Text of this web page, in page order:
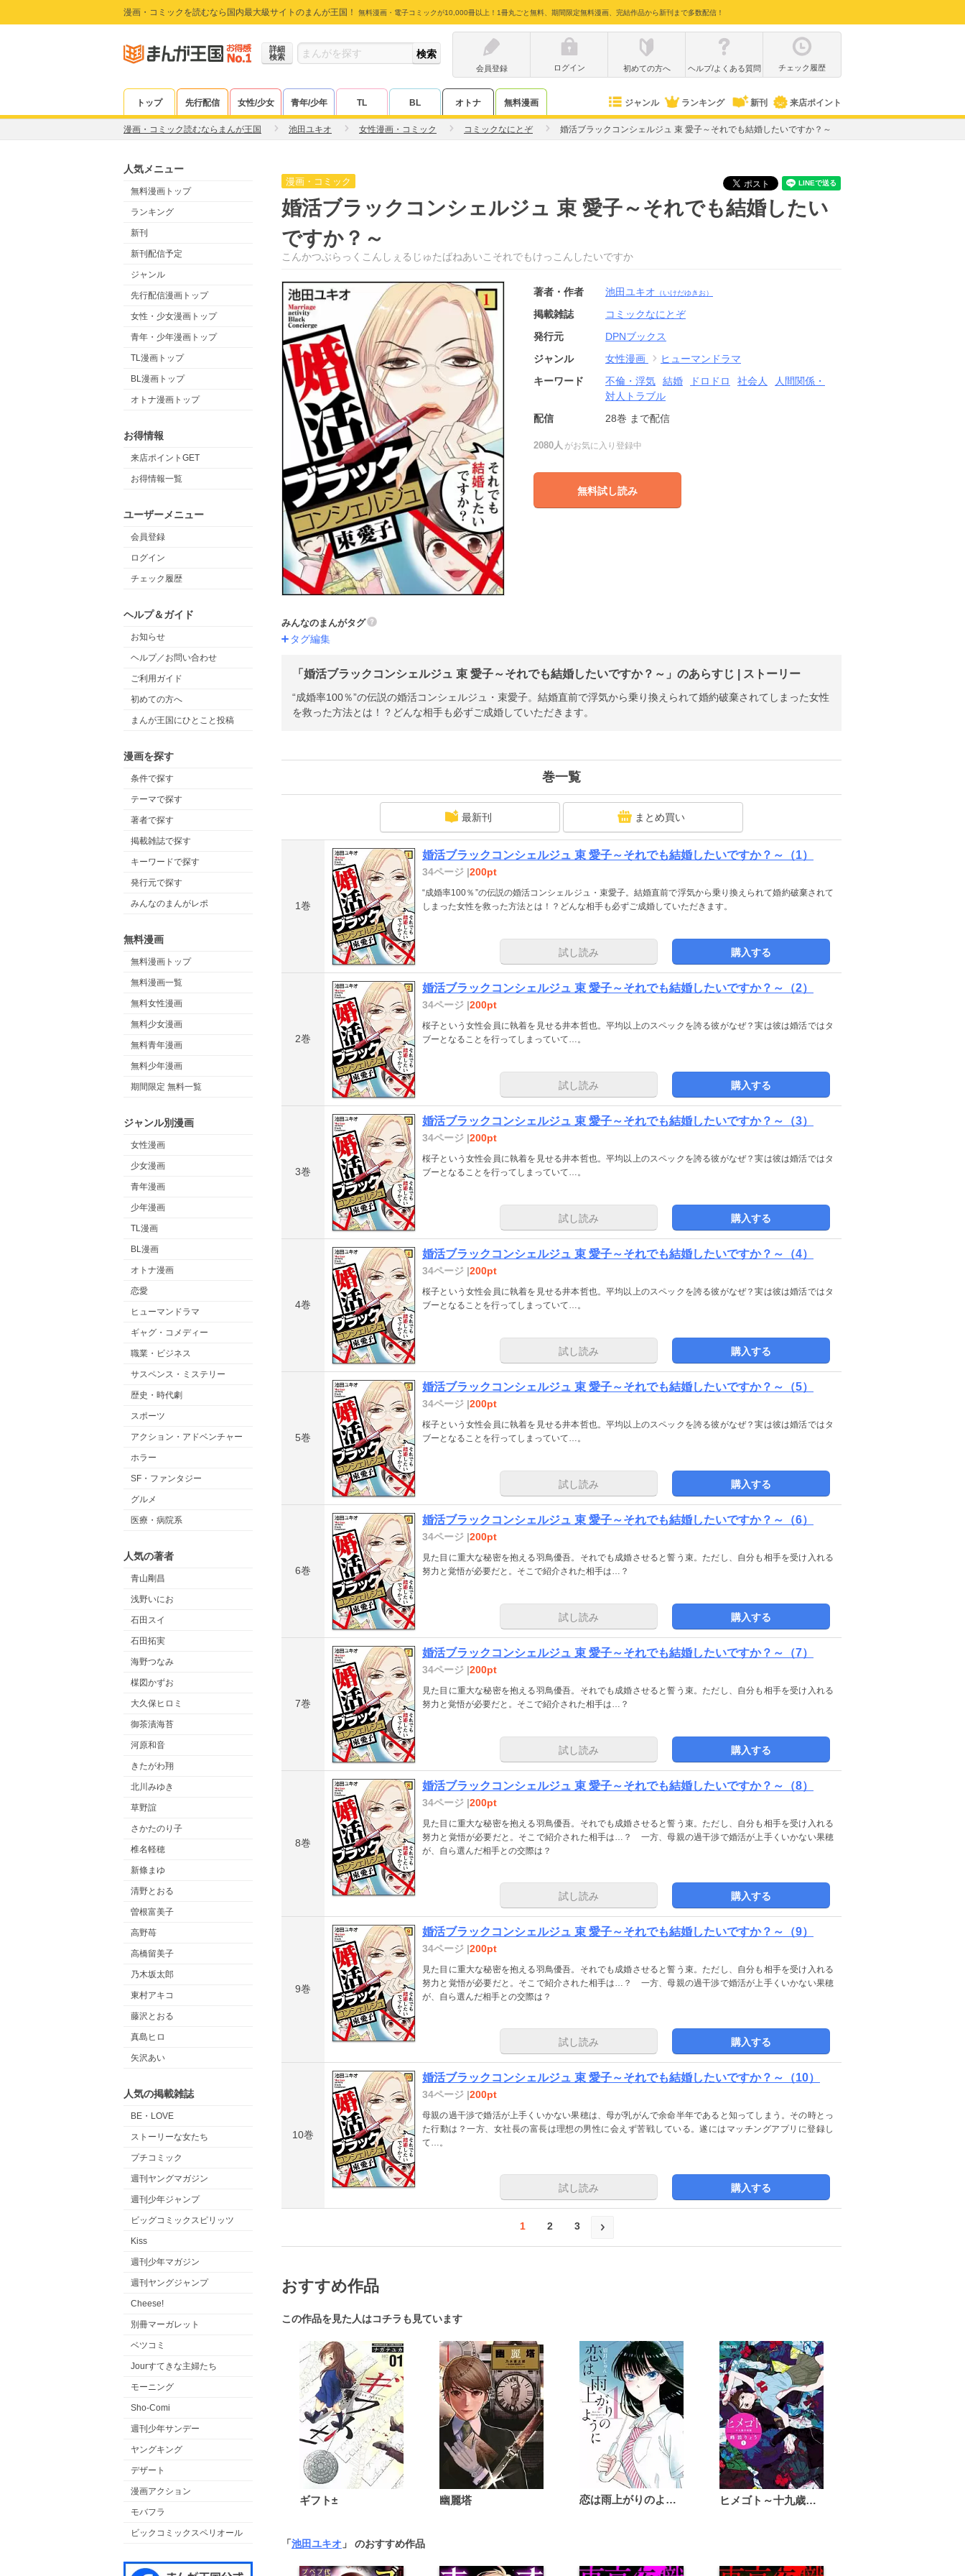
漫画・コミックを読むなら国内最大級サイトのまんが王国！ 無料漫画・電子コミックが10,000冊以上！1冊丸ごと無料、期間限定無料漫画、完結作品から新刊まで多数配信！
詳細
検索
会員登録
ログイン 初めての方へ ヘルプ/よくある質問 チェック履歴
トップ 先行配信 女性/少女 青年/少年 TL BL オトナ 無料漫画 ジャンル ランキング 新刊 来店ポイント
漫画・コミック読むならまんが王国 池田ユキオ 女性漫画・コミック コミックなにとぞ 婚活ブラックコンシェルジュ 束 愛子～それでも結婚したいですか？～
人気メニュー
無料漫画トップ
ランキング
新刊
新刊配信予定
ジャンル
先行配信漫画トップ
女性・少女漫画トップ
青年・少年漫画トップ
TL漫画トップ
BL漫画トップ
オトナ漫画トップ
お得情報
来店ポイントGET
お得情報一覧
ユーザーメニュー
会員登録
ログイン
チェック履歴
ヘルプ＆ガイド
お知らせ
ヘルプ／お問い合わせ
ご利用ガイド
初めての方へ
まんが王国にひとこと投稿
漫画を探す
条件で探す
テーマで探す
著者で探す
掲載雑誌で探す
キーワードで探す
発行元で探す
みんなのまんがレポ
無料漫画
無料漫画トップ
無料漫画一覧
無料女性漫画
無料少女漫画
無料青年漫画
無料少年漫画
期間限定 無料一覧
ジャンル別漫画
女性漫画
少女漫画
青年漫画
少年漫画
TL漫画
BL漫画
オトナ漫画
恋愛
ヒューマンドラマ
ギャグ・コメディー
職業・ビジネス
サスペンス・ミステリー
歴史・時代劇
スポーツ
アクション・アドベンチャー
ホラー
SF・ファンタジー
グルメ
医療・病院系
人気の著者
青山剛昌
浅野いにお
石田スイ
石田拓実
海野つなみ
楳図かずお
大久保ヒロミ
御茶漬海苔
河原和音
きたがわ翔
北川みゆき
草野誼
さかたのり子
椎名軽穂
新條まゆ
清野とおる
曽根富美子
高野苺
高橋留美子
乃木坂太郎
東村アキコ
藤沢とおる
真島ヒロ
矢沢あい
人気の掲載雑誌
BE・LOVE
ストーリーな女たち
プチコミック
週刊ヤングマガジン
週刊少年ジャンプ
ビッグコミックスピリッツ
Kiss
週刊少年マガジン
週刊ヤングジャンプ
Cheese!
別冊マーガレット
ベツコミ
Jourすてきな主婦たち
モーニング
Sho-Comi
週刊少年サンデー
ヤングキング
デザート
漫画アクション
モバフラ
ビックコミックスペリオール
漫画・コミック
婚活ブラックコンシェルジュ 束 愛子～それでも結婚したい
ですか？～
こんかつぶらっくこんしぇるじゅたばねあいこそれでもけっこんしたいですか
著者・作者 池田ユキオ （いけだゆきお）
掲載雑誌
コミックなにとぞ
発行元
DPNブックス
ジャンル
女性漫画
ヒューマンドラマ
キーワード
不倫・浮気 結婚 ドロドロ 社会人
人間関係・
対人トラブル
配信
28巻 まで配信
2080人 がお気に入り登録中
無料試し読み
みんなのまんがタグ
タグ編集
「婚活ブラックコンシェルジュ 束 愛子～それでも結婚したいですか？～」のあらすじ | ストーリー
“成婚率100％”の伝説の婚活コンシェルジュ・束愛子。結婚直前で浮気から乗り換えられて婚約破棄されてしまった女性
を救った方法とは！？どんな相手も必ずご成婚していただきます。
巻一覧
最新刊 まとめ買い
1巻
婚活ブラックコンシェルジュ 束 愛子～それでも結婚したいですか？～（1）
34ページ |200pt
“成婚率100％”の伝説の婚活コンシェルジュ・束愛子。結婚直前で浮気から乗り換えられて婚約破棄されて
しまった女性を救った方法とは！？どんな相手も必ずご成婚していただきます。
試し読み 購入する
2巻
婚活ブラックコンシェルジュ 束 愛子～それでも結婚したいですか？～（2）
34ページ |200pt
桜子という女性会員に執着を見せる井本哲也。平均以上のスペックを誇る彼がなぜ？実は彼は婚活ではタ
ブーとなることを行ってしまっていて…。
試し読み 購入する
3巻
婚活ブラックコンシェルジュ 束 愛子～それでも結婚したいですか？～（3）
34ページ |200pt
桜子という女性会員に執着を見せる井本哲也。平均以上のスペックを誇る彼がなぜ？実は彼は婚活ではタ
ブーとなることを行ってしまっていて…。
試し読み 購入する
4巻
婚活ブラックコンシェルジュ 束 愛子～それでも結婚したいですか？～（4）
34ページ |200pt
桜子という女性会員に執着を見せる井本哲也。平均以上のスペックを誇る彼がなぜ？実は彼は婚活ではタ
ブーとなることを行ってしまっていて…。
試し読み 購入する
5巻
婚活ブラックコンシェルジュ 束 愛子～それでも結婚したいですか？～（5）
34ページ |200pt
桜子という女性会員に執着を見せる井本哲也。平均以上のスペックを誇る彼がなぜ？実は彼は婚活ではタ
ブーとなることを行ってしまっていて…。
試し読み 購入する
6巻
婚活ブラックコンシェルジュ 束 愛子～それでも結婚したいですか？～（6）
34ページ |200pt
見た目に重大な秘密を抱える羽鳥優吾。それでも成婚させると誓う束。ただし、自分も相手を受け入れる
努力と覚悟が必要だと。そこで紹介された相手は…？
試し読み 購入する
7巻
婚活ブラックコンシェルジュ 束 愛子～それでも結婚したいですか？～（7）
34ページ |200pt
見た目に重大な秘密を抱える羽鳥優吾。それでも成婚させると誓う束。ただし、自分も相手を受け入れる
努力と覚悟が必要だと。そこで紹介された相手は…？
試し読み 購入する
8巻
婚活ブラックコンシェルジュ 束 愛子～それでも結婚したいですか？～（8）
34ページ |200pt
見た目に重大な秘密を抱える羽鳥優吾。それでも成婚させると誓う束。ただし、自分も相手を受け入れる
努力と覚悟が必要だと。そこで紹介された相手は…？ 一方、母親の過干渉で婚活が上手くいかない果穂
が、自ら選んだ相手との交際は？
試し読み 購入する
9巻
婚活ブラックコンシェルジュ 束 愛子～それでも結婚したいですか？～（9）
34ページ |200pt
見た目に重大な秘密を抱える羽鳥優吾。それでも成婚させると誓う束。ただし、自分も相手を受け入れる
努力と覚悟が必要だと。そこで紹介された相手は…？ 一方、母親の過干渉で婚活が上手くいかない果穂
が、自ら選んだ相手との交際は？
試し読み 購入する
10巻
婚活ブラックコンシェルジュ 束 愛子～それでも結婚したいですか？～（10）
34ページ |200pt
母親の過干渉で婚活が上手くいかない果穂は、母が乳がんで余命半年であると知ってしまう。その時とっ
た行動は？一方、女社長の富長は理想の男性に会えず苦戦している。遂にはマッチングアプリに登録し
て…。
試し読み 購入する
1 2 3
おすすめ作品
この作品を見た人はコチラも見ています
ギフト± 幽麗塔 恋は雨上がりのように ヒメゴト～十九歳の制服～
「池田ユキオ 」 のおすすめ作品